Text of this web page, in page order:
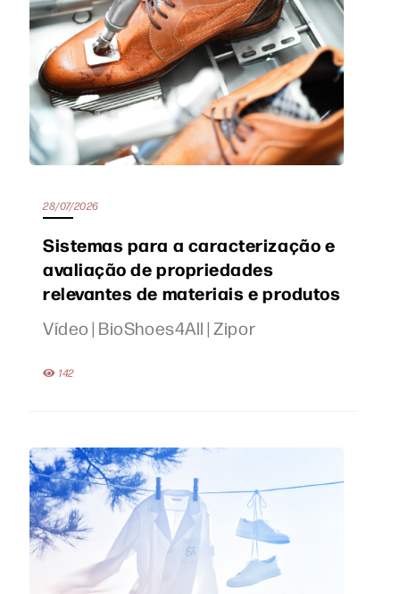
28/07/2026
Sistemas para a caracterização e
avaliação de propriedades
relevantes de materiais e produtos
Vídeo | BioShoes4All | Zipor
142